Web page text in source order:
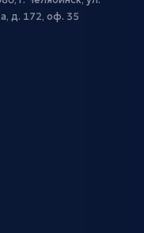
д. 172, оф. 35